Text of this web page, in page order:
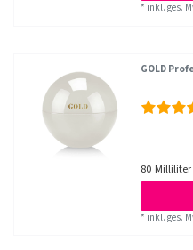
* inkl. ges.
GOLD
80 Milliliter
* inkl. ges.